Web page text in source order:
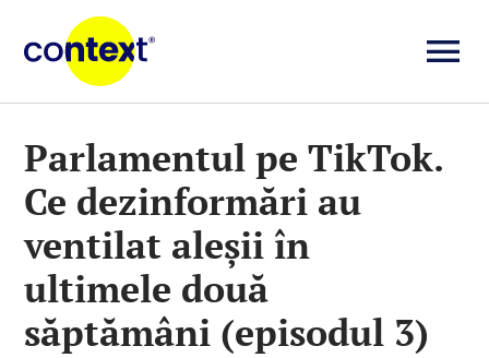
content
Știri
Explicative
Seriale
Parlamentul pe TikTok.
Ce dezinformări au
ventilat aleșii în
ultimele două
săptămâni (episodul 3)